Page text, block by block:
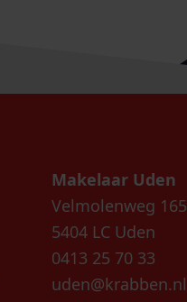
Makelaar Uden
Velmolenweg 165
5404 LC Uden
0413 25 70 33
uden@krabben.nl